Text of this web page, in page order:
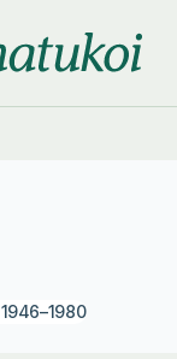
1946–1980